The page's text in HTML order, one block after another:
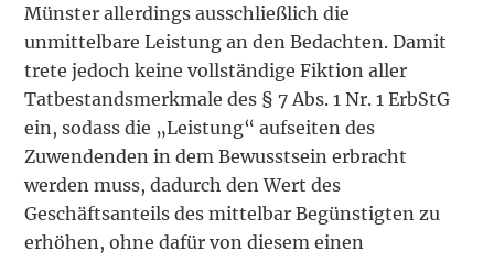
Münster allerdings ausschließlich die
unmittelbare Leistung an den Bedachten. Damit
trete jedoch keine vollständige Fiktion aller
Tatbestandsmerkmale des § 7 Abs. 1 Nr. 1 ErbStG
ein, sodass die „Leistung“ aufseiten des
Zuwendenden in dem Bewusstsein erbracht
werden muss, dadurch den Wert des
Geschäftsanteils des mittelbar Begünstigten zu
erhöhen, ohne dafür von diesem einen